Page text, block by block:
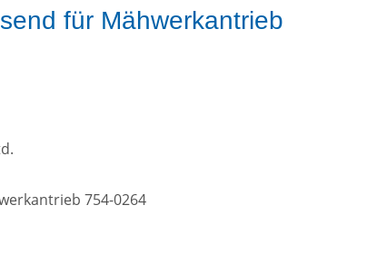
für Mähwerkantrieb
754-0264